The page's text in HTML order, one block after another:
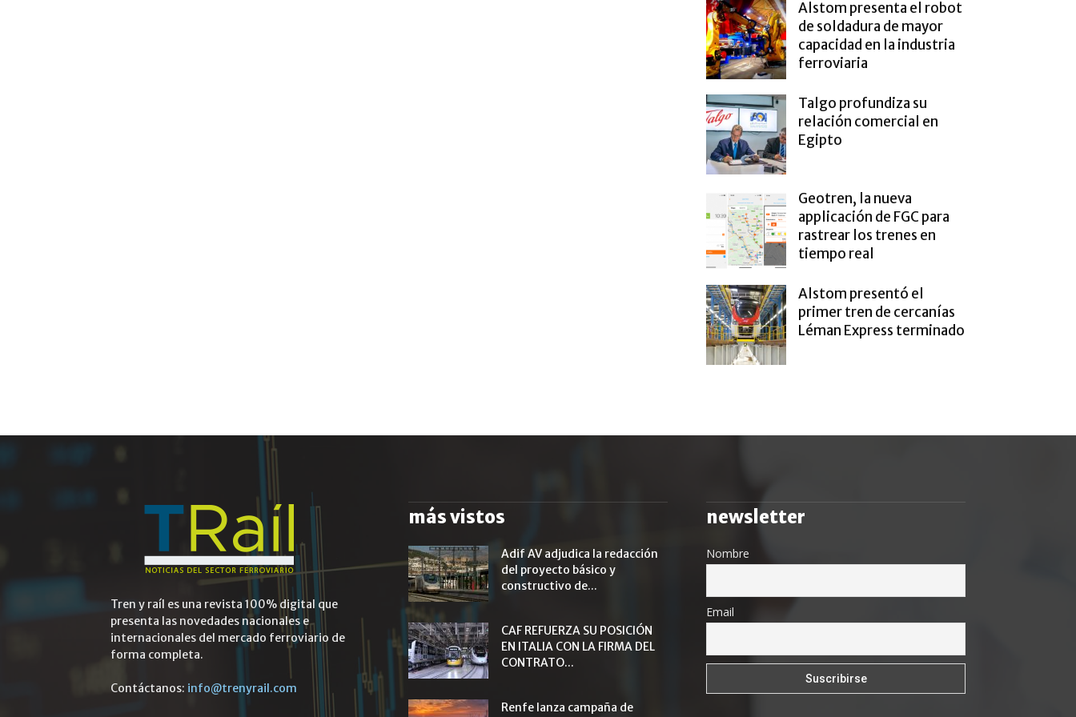
Alstom presenta el robot
de soldadura de mayor
capacidad en la industria
ferroviaria
Talgo profundiza su
relación comercial en
Egipto
Geotren, la nueva
applicación de FGC para
rastrear los trenes en
tiempo real
Alstom presentó el
primer tren de cercanías
Léman Express terminado
Tren y raíl es una revista 100% digital que
presenta las novedades nacionales e
internacionales del mercado ferroviario de
forma completa.
Contáctanos: info@trenyrail.com
más vistos
Adif AV adjudica la redacción
del proyecto básico y
constructivo de...
CAF REFUERZA SU POSICIÓN
EN ITALIA CON LA FIRMA DEL
CONTRATO...
Renfe lanza campaña de
newsletter
Nombre
Email